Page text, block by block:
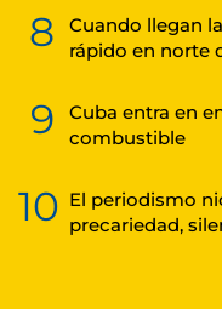
8
Cuando llegan
rápido en norte
9
Cuba entra en
combustible
10 El periodismo
precariedad,